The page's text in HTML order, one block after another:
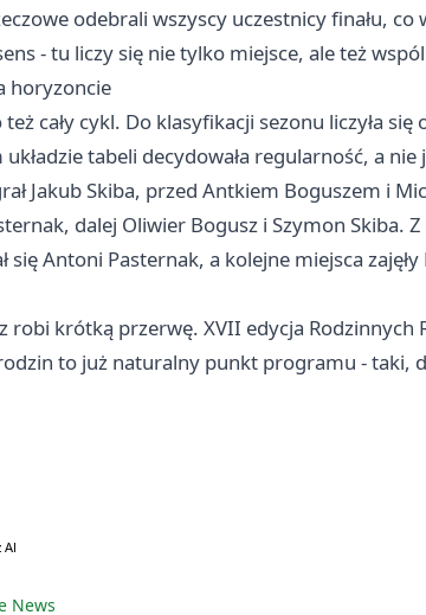
odebrali wszyscy uczestnicy finału, co
- tu liczy się nie tylko miejsce, ale też
horyzoncie
cały cykl. Do klasyfikacji sezonu liczyła się
tabeli decydowała regularność, a
Jakub Skiba, przed Antkiem Boguszem i
dalej Oliwier Bogusz i Szymon Skiba.
Antoni Pasternak, a kolejne miejsca zajęły
krótką przerwę. XVII edycja Rodzinnych
to już naturalny punkt programu - taki,
News